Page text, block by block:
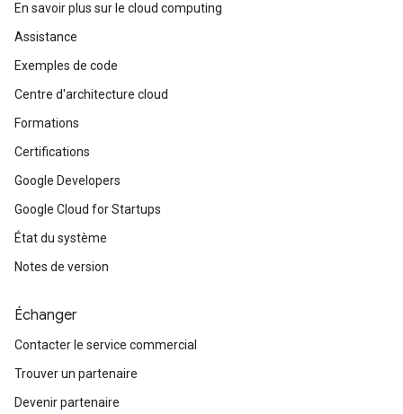
En savoir plus sur le cloud computing
Assistance
Exemples de code
Centre d'architecture cloud
Formations
Certifications
Google Developers
Google Cloud for Startups
État du système
Notes de version
Échanger
Contacter le service commercial
Trouver un partenaire
Devenir partenaire